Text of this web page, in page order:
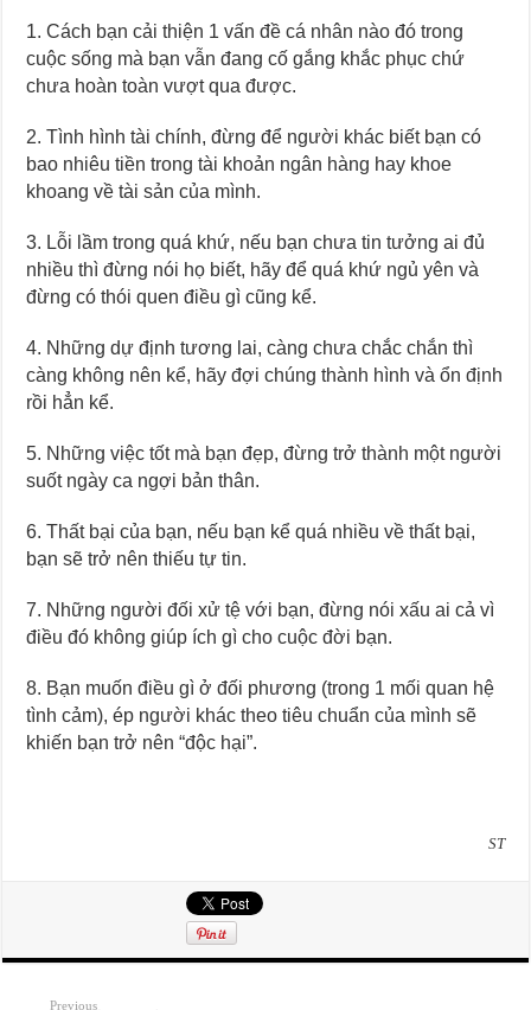
1. Cách bạn cải thiện 1 vấn đề cá nhân nào đó trong
cuộc sống mà bạn vẫn đang cố gắng khắc phục chứ
chưa hoàn toàn vượt qua được.
2. Tình hình tài chính, đừng để người khác biết bạn có
bao nhiêu tiền trong tài khoản ngân hàng hay khoe
khoang về tài sản của mình.
3. Lỗi lầm trong quá khứ, nếu bạn chưa tin tưởng ai đủ
nhiều thì đừng nói họ biết, hãy để quá khứ ngủ yên và
đừng có thói quen điều gì cũng kể.
4. Những dự định tương lai, càng chưa chắc chắn thì
càng không nên kể, hãy đợi chúng thành hình và ổn định
rồi hẳn kể.
5. Những việc tốt mà bạn đẹp, đừng trở thành một người
suốt ngày ca ngợi bản thân.
6. Thất bại của bạn, nếu bạn kể quá nhiều về thất bại,
bạn sẽ trở nên thiếu tự tin.
7. Những người đối xử tệ với bạn, đừng nói xấu ai cả vì
điều đó không giúp ích gì cho cuộc đời bạn.
8. Bạn muốn điều gì ở đối phương (trong 1 mối quan hệ
tình cảm), ép người khác theo tiêu chuẩn của mình sẽ
khiến bạn trở nên “độc hại”.
ST
Previous